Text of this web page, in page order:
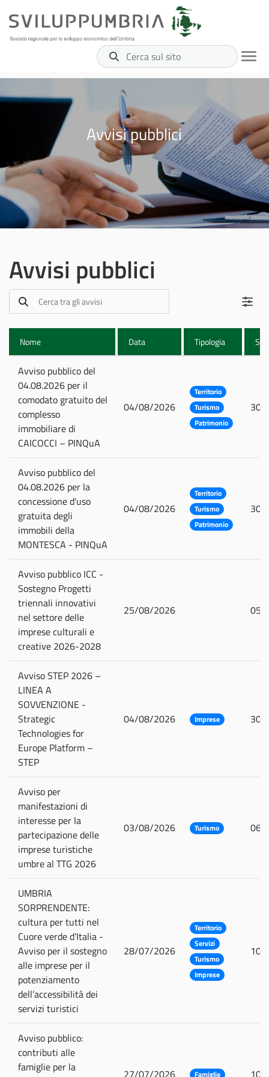
Cerca sul sito
Avvisi pubblici
Avvisi pubblici
Creare e
sostenere
Internazionalizzare
e valorizzare
Promuovere
Nome Data Tipologia
Avviso pubblico del
04.08.2026 per il
comodato gratuito del
complesso
immobiliare di
CAICOCCI – PINQuA
04/08/2026
Territorio
Turismo
Patrimonio
30/
Avviso pubblico del
04.08.2026 per la
concessione d'uso
gratuita degli
immobili della
MONTESCA - PINQuA
04/08/2026
Territorio
Turismo
Patrimonio
30/
Avviso pubblico ICC -
Sostegno Progetti
triennali innovativi
nel settore delle
imprese culturali e
creative 2026-2028
25/08/2026 05/
Avviso STEP 2026 –
LINEA A
SOVVENZIONE -
Strategic
Technologies for
Europe Platform –
STEP
04/08/2026 Imprese 30/
Avviso per
manifestazioni di
interesse per la
partecipazione delle
imprese turistiche
umbre al TTG 2026
03/08/2026 Turismo 06/
UMBRIA
SORPRENDENTE:
cultura per tutti nel
Cuore verde d’Italia -
Avviso per il sostegno
alle imprese per il
potenziamento
dell’accessibilità dei
servizi turistici
28/07/2026
Territorio
Servizi
Turismo
Imprese
10/
Avviso pubblico:
contributi alle
famiglie per la
27/07/2026 Famiglie 10/